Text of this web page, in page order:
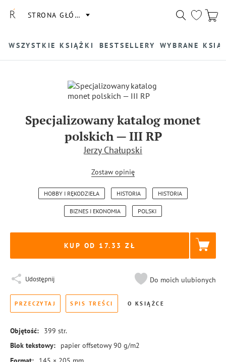
STRONA GŁÓWNA
WSZYSTKIE KSIĄŻKI BESTSELLERY WYBRANE
Specjalizowany katalog monet
polskich — III RP
Jerzy Chałupski
Zostaw opinię
HOBBY I RĘKODZIEŁA HISTORIA HISTORIA
BIZNES I EKONOMIA POLSKI
KUP OD 17.33
Udostępnij Do moich ulubionych
PRZECZYTAJ SPIS TREŚCI O KSIĄŻCE
Objętość: 399 str.
Blok tekstowy:
papier offsetowy 90 g/m2